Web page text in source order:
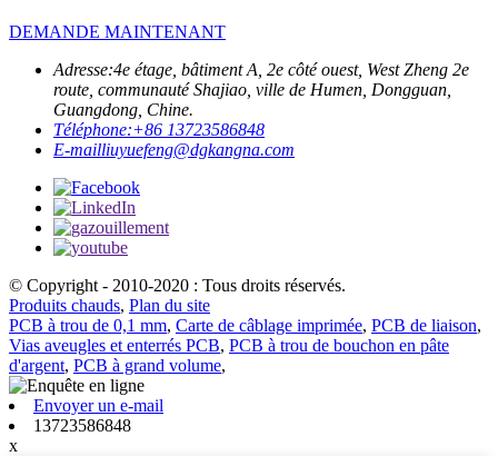
DEMANDE MAINTENANT
Adresse:4e étage, bâtiment A, 2e côté ouest, West Zheng 2e
route, communauté Shajiao, ville de Humen, Dongguan,
Guangdong, Chine.
Téléphone:+86 13723586848
E-mailliuyuefeng@dgkangna.com
© Copyright - 2010-2020 : Tous droits réservés.
Produits chauds, Plan du site
PCB à trou de 0,1 mm, Carte de câblage imprimée, PCB de liaison,
Vias aveugles et enterrés PCB, PCB à trou de bouchon en pâte
d'argent, PCB à grand volume,
Envoyer un e-mail
13723586848
x